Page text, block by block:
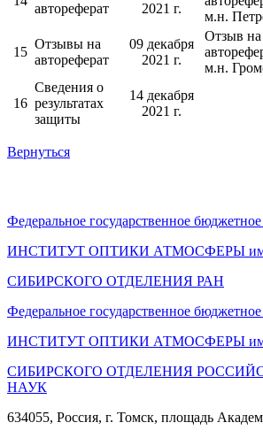
автореферат
2021 г.
м.н.
15
Отзывы на
автореферат
09 декабря
2021 г.
Отзыв на
м.н.
16
Сведения о
результатах
защиты
14 декабря
2021 г.
Вернуться
Федеральное государственное
ИНСТИТУТ ОПТИКИ АТМОСФЕРЫ
СИБИРСКОГО ОТДЕЛЕНИЯ РАН
Федеральное государственное
ИНСТИТУТ ОПТИКИ АТМОСФЕРЫ
СИБИРСКОГО ОТДЕЛЕНИЯ
НАУК
634055, Россия, г. Томск, площадь